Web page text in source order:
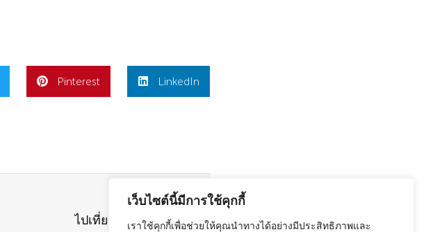
เว็บไซต์นี้มีการใช้คุกกี้
เราใช้คุกกี้เพื่อช่วยให้คุณนำทางได้อย่างมีประสิทธิภาพและ
Pinterest LinkedIn
Next
ไปเที่ยวโรงเกลือกัน!